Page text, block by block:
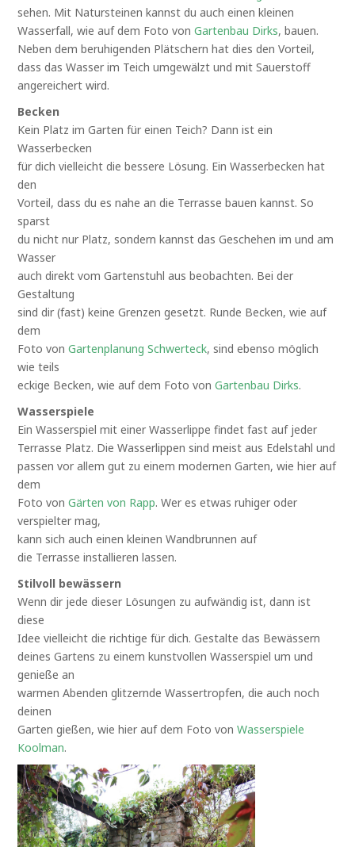
sehen. Mit Natursteinen kannst du auch einen kleinen
Wasserfall, wie auf dem Foto vonGartenbau Dirks, bauen.
Neben dem beruhigenden Plätschern hat dies den Vorteil,
dass das Wasser im Teich umgewälzt und mit Sauerstoff
angereichert wird.
Becken
Kein Platz im Garten für einen Teich? Dann ist ein
Wasserbecken
für dich vielleicht die bessere Lösung. Ein Wasserbecken hat
den
Vorteil, dass du es nahe an die Terrasse bauen kannst. So
sparst
du nicht nur Platz, sondern kannst das Geschehen im und am
Wasser
auch direkt vom Gartenstuhl aus beobachten. Bei der
Gestaltung
sind dir (fast) keine Grenzen gesetzt. Runde Becken, wie auf
dem
Foto vonGartenplanung Schwerteck, sind ebenso möglich
wie teils
eckige Becken, wie auf dem Foto vonGartenbau Dirks.
Wasserspiele
Ein Wasserspiel mit einer Wasserlippe findet fast auf jeder
Terrasse Platz. Die Wasserlippen sind meist aus Edelstahl und
passen vor allem gut zu einem modernen Garten, wie hier auf
dem
Foto vonGärten von Rapp. Wer es etwas ruhiger oder
verspielter mag,
kann sich auch einen kleinen Wandbrunnen auf
die Terrasse installieren lassen.
Stilvoll bewässern
Wenn dir jede dieser Lösungen zu aufwändig ist, dann ist
diese
Idee vielleicht die richtige für dich. Gestalte das Bewässern
deines Gartens zu einem kunstvollen Wasserspiel um und
genieße an
warmen Abenden glitzernde Wassertropfen, die auch noch
deinen
Garten gießen, wie hier auf dem Foto vonWasserspiele
Koolman.